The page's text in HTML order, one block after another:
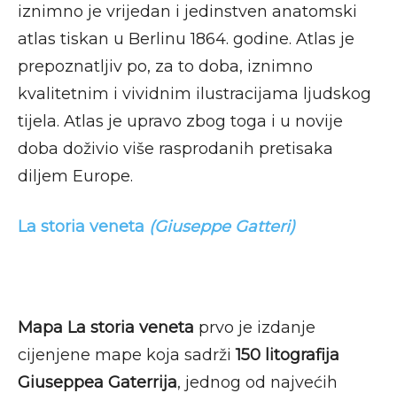
iznimno je vrijedan i jedinstven anatomski
atlas tiskan u Berlinu 1864. godine. Atlas je
prepoznatljiv po, za to doba, iznimno
kvalitetnim i vividnim ilustracijama ljudskog
tijela. Atlas je upravo zbog toga i u novije
doba doživio više rasprodanih pretisaka
diljem Europe.
La storia veneta (Giuseppe Gatteri)
Mapa La storia veneta prvo je izdanje
cijenjene mape koja sadrži150 litografija
Giuseppea Gaterrija, jednog od najvećih